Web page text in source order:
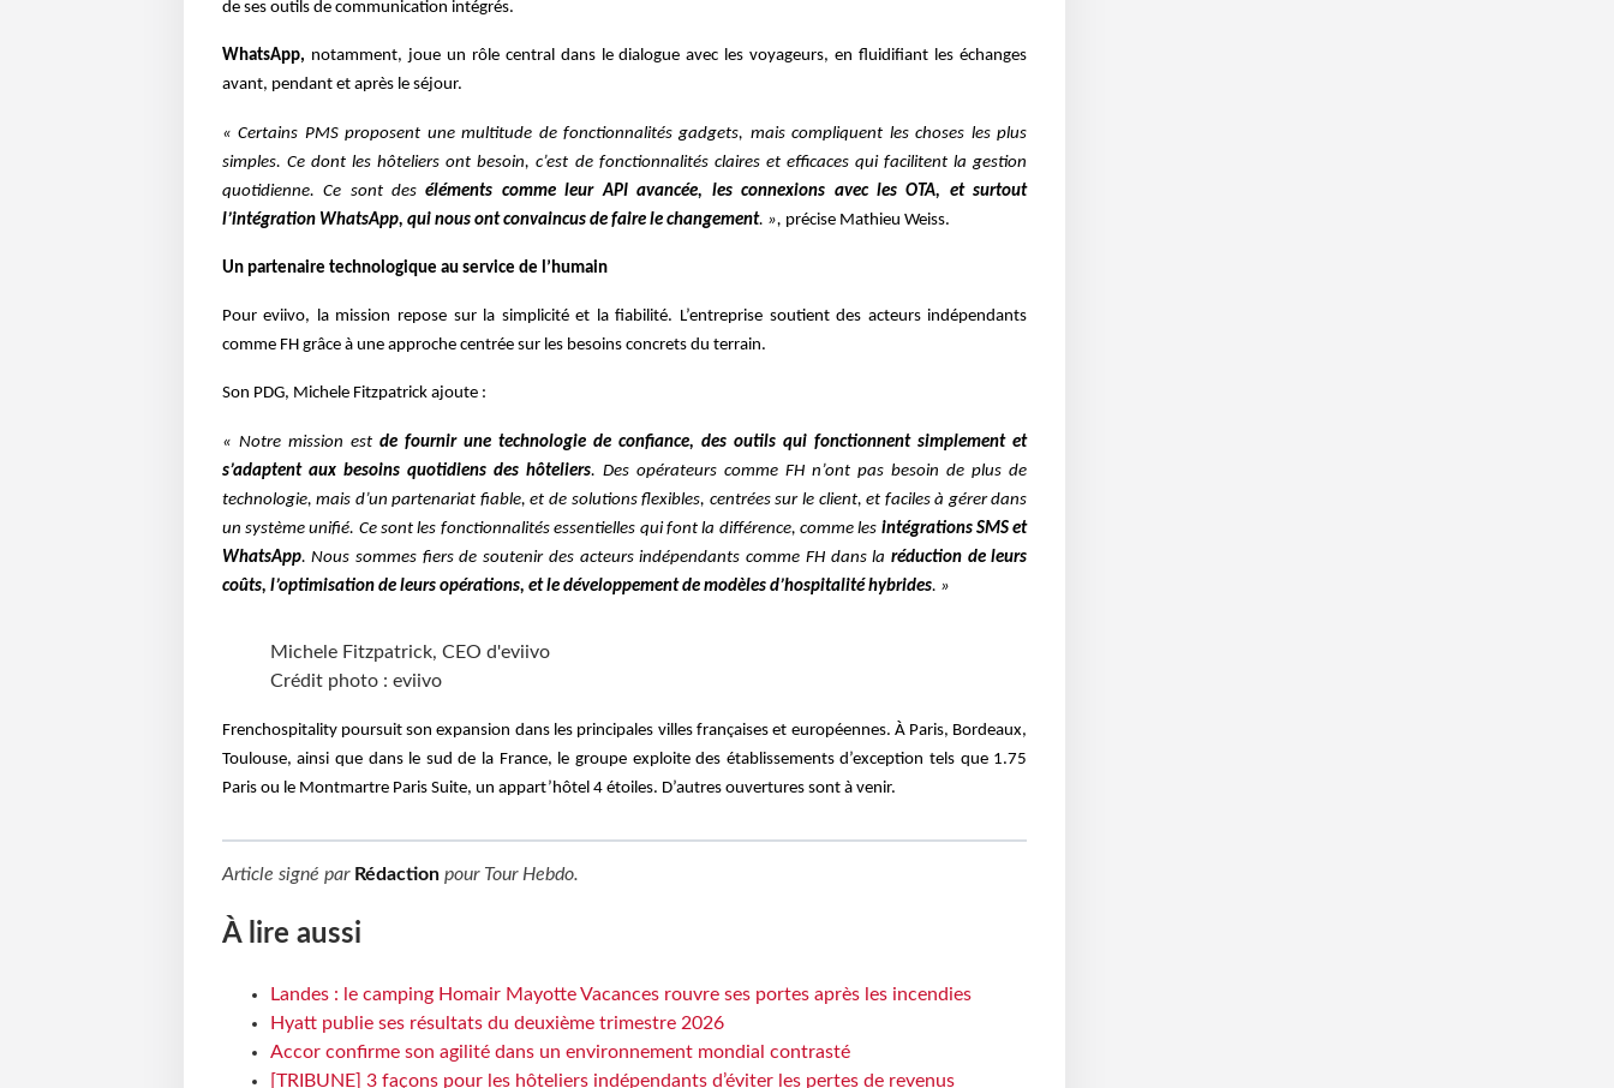
de ses outils de communication intégrés.
WhatsApp, notamment, joue un rôle central dans le dialogue avec les voyageurs, en fluidifiant les échanges
avant, pendant et après le séjour.
« Certains PMS proposent une multitude de fonctionnalités gadgets, mais compliquent les choses les plus
simples. Ce dont les hôteliers ont besoin, c’est de fonctionnalités claires et efficaces qui facilitent la gestion
quotidienne. Ce sont deséléments comme leur API avancée, les connexions avec les OTA, et surtout
l’intégration WhatsApp, qui nous ont convaincus de faire le changement. », précise Mathieu Weiss.
Un partenaire technologique au service de l’humain
Pour eviivo, la mission repose sur la simplicité et la fiabilité. L’entreprise soutient des acteurs indépendants
comme FH grâce à une approche centrée sur les besoins concrets du terrain.
Son PDG, Michele Fitzpatrick ajoute :
« Notre mission est de fournir une technologie de confiance, des outils qui fonctionnent simplement et
s’adaptent aux besoins quotidiens des hôteliers. Des opérateurs comme FH n’ont pas besoin de plus de
technologie, mais d’un partenariat fiable, et de solutions flexibles, centrées sur le client, et faciles à gérer dans
un système unifié. Ce sont les fonctionnalités essentielles qui font la différence, comme les intégrations SMS et
WhatsApp. Nous sommes fiers de soutenir des acteurs indépendants comme FH dans la réduction de leurs
coûts, l’optimisation de leurs opérations, et le développement de modèles d’hospitalité hybrides. »
Michele Fitzpatrick, CEO d'eviivo
Crédit photo : eviivo
Frenchospitality poursuit son expansion dans les principales villes françaises et européennes. À Paris, Bordeaux,
Toulouse, ainsi que dans le sud de la France, le groupe exploite des établissements d’exception tels que 1.75
Paris ou le Montmartre Paris Suite, un appart’hôtel 4 étoiles. D’autres ouvertures sont à venir.
Article signé par Rédactionpour Tour Hebdo.
À lire aussi
Landes : le camping Homair Mayotte Vacances rouvre ses portes après les incendies
Hyatt publie ses résultats du deuxième trimestre 2026
Accor confirme son agilité dans un environnement mondial contrasté
[TRIBUNE] 3 façons pour les hôteliers indépendants d’éviter les pertes de revenus